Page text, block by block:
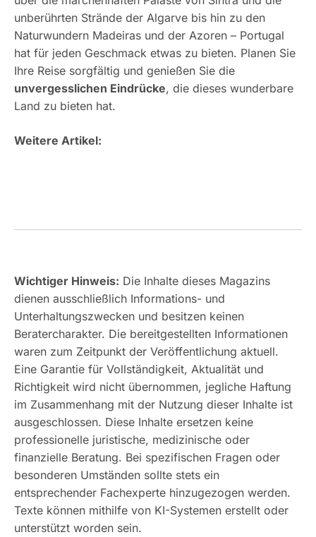
unberührten Strände der Algarve bis hin zu den
Naturwundern Madeiras und der Azoren – Portugal
hat für jeden Geschmack etwas zu bieten. Planen Sie
Ihre Reise sorgfältig und genießen Sie die
unvergesslichen Eindrücke, die dieses wunderbare
Land zu bieten hat.
Weitere Artikel:
Wichtiger Hinweis: Die Inhalte dieses Magazins
dienen ausschließlich Informations- und
Unterhaltungszwecken und besitzen keinen
Beratercharakter. Die bereitgestellten Informationen
waren zum Zeitpunkt der Veröffentlichung aktuell.
Eine Garantie für Vollständigkeit, Aktualität und
Richtigkeit wird nicht übernommen, jegliche Haftung
im Zusammenhang mit der Nutzung dieser Inhalte ist
ausgeschlossen. Diese Inhalte ersetzen keine
professionelle juristische, medizinische oder
finanzielle Beratung. Bei spezifischen Fragen oder
besonderen Umständen sollte stets ein
entsprechender Fachexperte hinzugezogen werden.
Texte können mithilfe von KI-Systemen erstellt oder
unterstützt worden sein.